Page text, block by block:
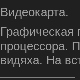
Видеокарта.
Графическая
процессора.
видяха. На